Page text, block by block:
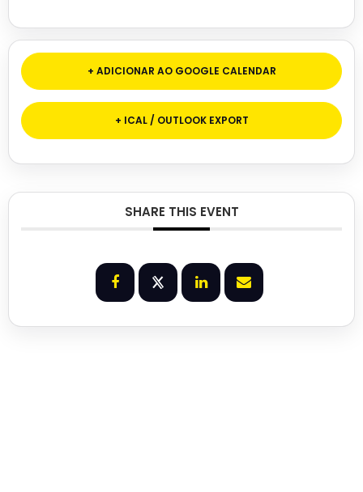
+ ADICIONAR AO GOOGLE CALENDAR
+ ICAL / OUTLOOK EXPORT
SHARE THIS EVENT